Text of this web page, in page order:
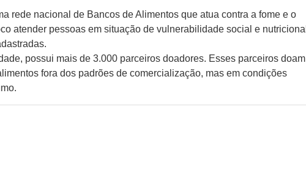
rede nacional de Bancos de Alimentos que atua contra a fome e o
atender pessoas em situação de vulnerabilidade social e nutricional
possui mais de 3.000 parceiros doadores. Esses parceiros doam
fora dos padrões de comercialização, mas em condições